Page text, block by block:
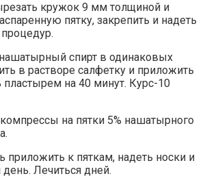
кружок 9 мм толщиной и
пятку, закрепить и надеть
спирт в одинаковых
в растворе салфетку и приложить
пластырем на 40 минут. Курс-10
на пятки 5% нашатырного
приложить к пяткам, надеть носки и
Лечиться дней.